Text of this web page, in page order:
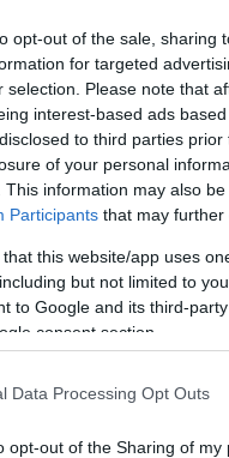
opt-out of the sale, sharing
for targeted
selection. Please note that
interest-based ads
to third parties
of your personal
This information may also
Participants that may further
that this website/app uses
but not limited to
to Google and its third-
consent section.
Data Processing Opt Outs
opt-out of the Sharing of my
i carciofi (sì, anche
come
Ma non solo, tra le
presenza di